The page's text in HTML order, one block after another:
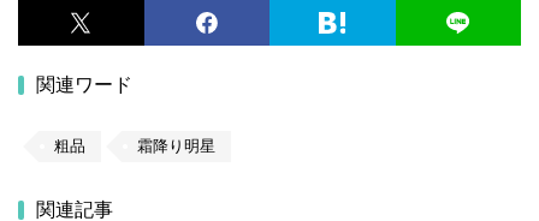
関連ワード
粗品 霜降り明星
関連記事